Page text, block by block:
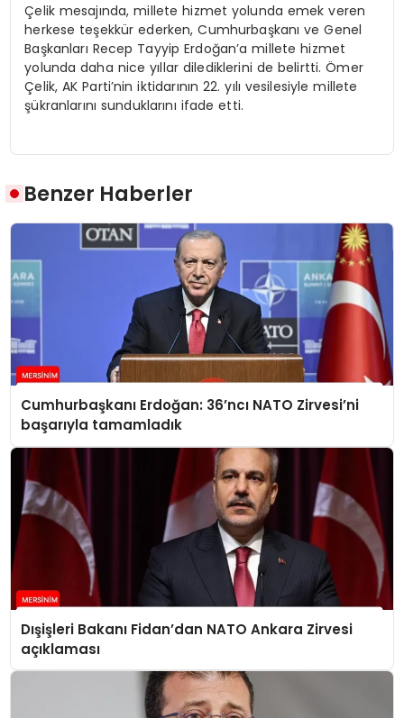
Çelik mesajında, millete hizmet yolunda emek veren
herkese teşekkür ederken, Cumhurbaşkanı ve Genel
Başkanları Recep Tayyip Erdoğan’a millete hizmet
yolunda daha nice yıllar dilediklerini de belirtti. Ömer
Çelik, AK Parti’nin iktidarının 22. yılı vesilesiyle millete
şükranlarını sunduklarını ifade etti.
Benzer Haberler
Cumhurbaşkanı Erdoğan: 36’ncı NATO Zirvesi’ni
başarıyla tamamladık
Dışişleri Bakanı Fidan’dan NATO Ankara Zirvesi
açıklaması